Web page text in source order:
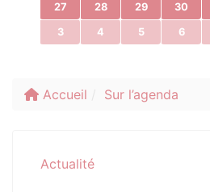
27 28 29 30
3 4 5 6
Accueil Sur l’agenda
Actualité